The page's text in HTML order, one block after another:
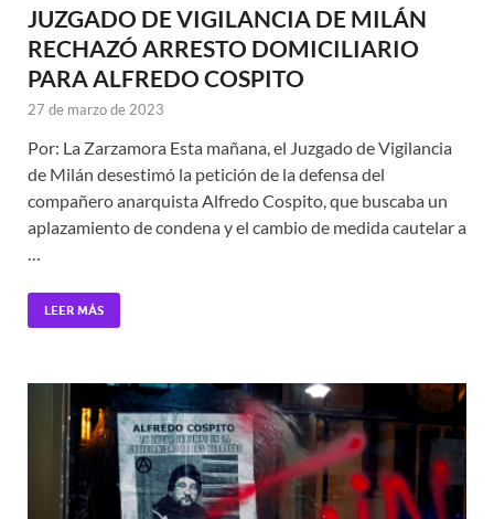
JUZGADO DE VIGILANCIA DE MILÁN
RECHAZÓ ARRESTO DOMICILIARIO
PARA ALFREDO COSPITO
27 de marzo de 2023
Por: La Zarzamora Esta mañana, el Juzgado de Vigilancia
de Milán desestimó la petición de la defensa del
compañero anarquista Alfredo Cospito, que buscaba un
aplazamiento de condena y el cambio de medida cautelar a
…
LEER MÁS